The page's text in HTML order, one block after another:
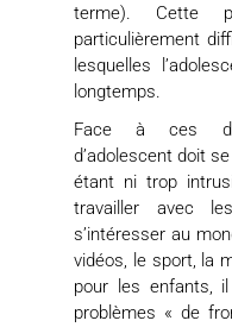
terme). Cette
particulièrement
lesquelles
longtemps.
Face à ces
d’adolescent doit
étant ni trop
travailler avec
s’intéresser au
vidéos, le sport, la
pour les enfants, il
problèmes « de